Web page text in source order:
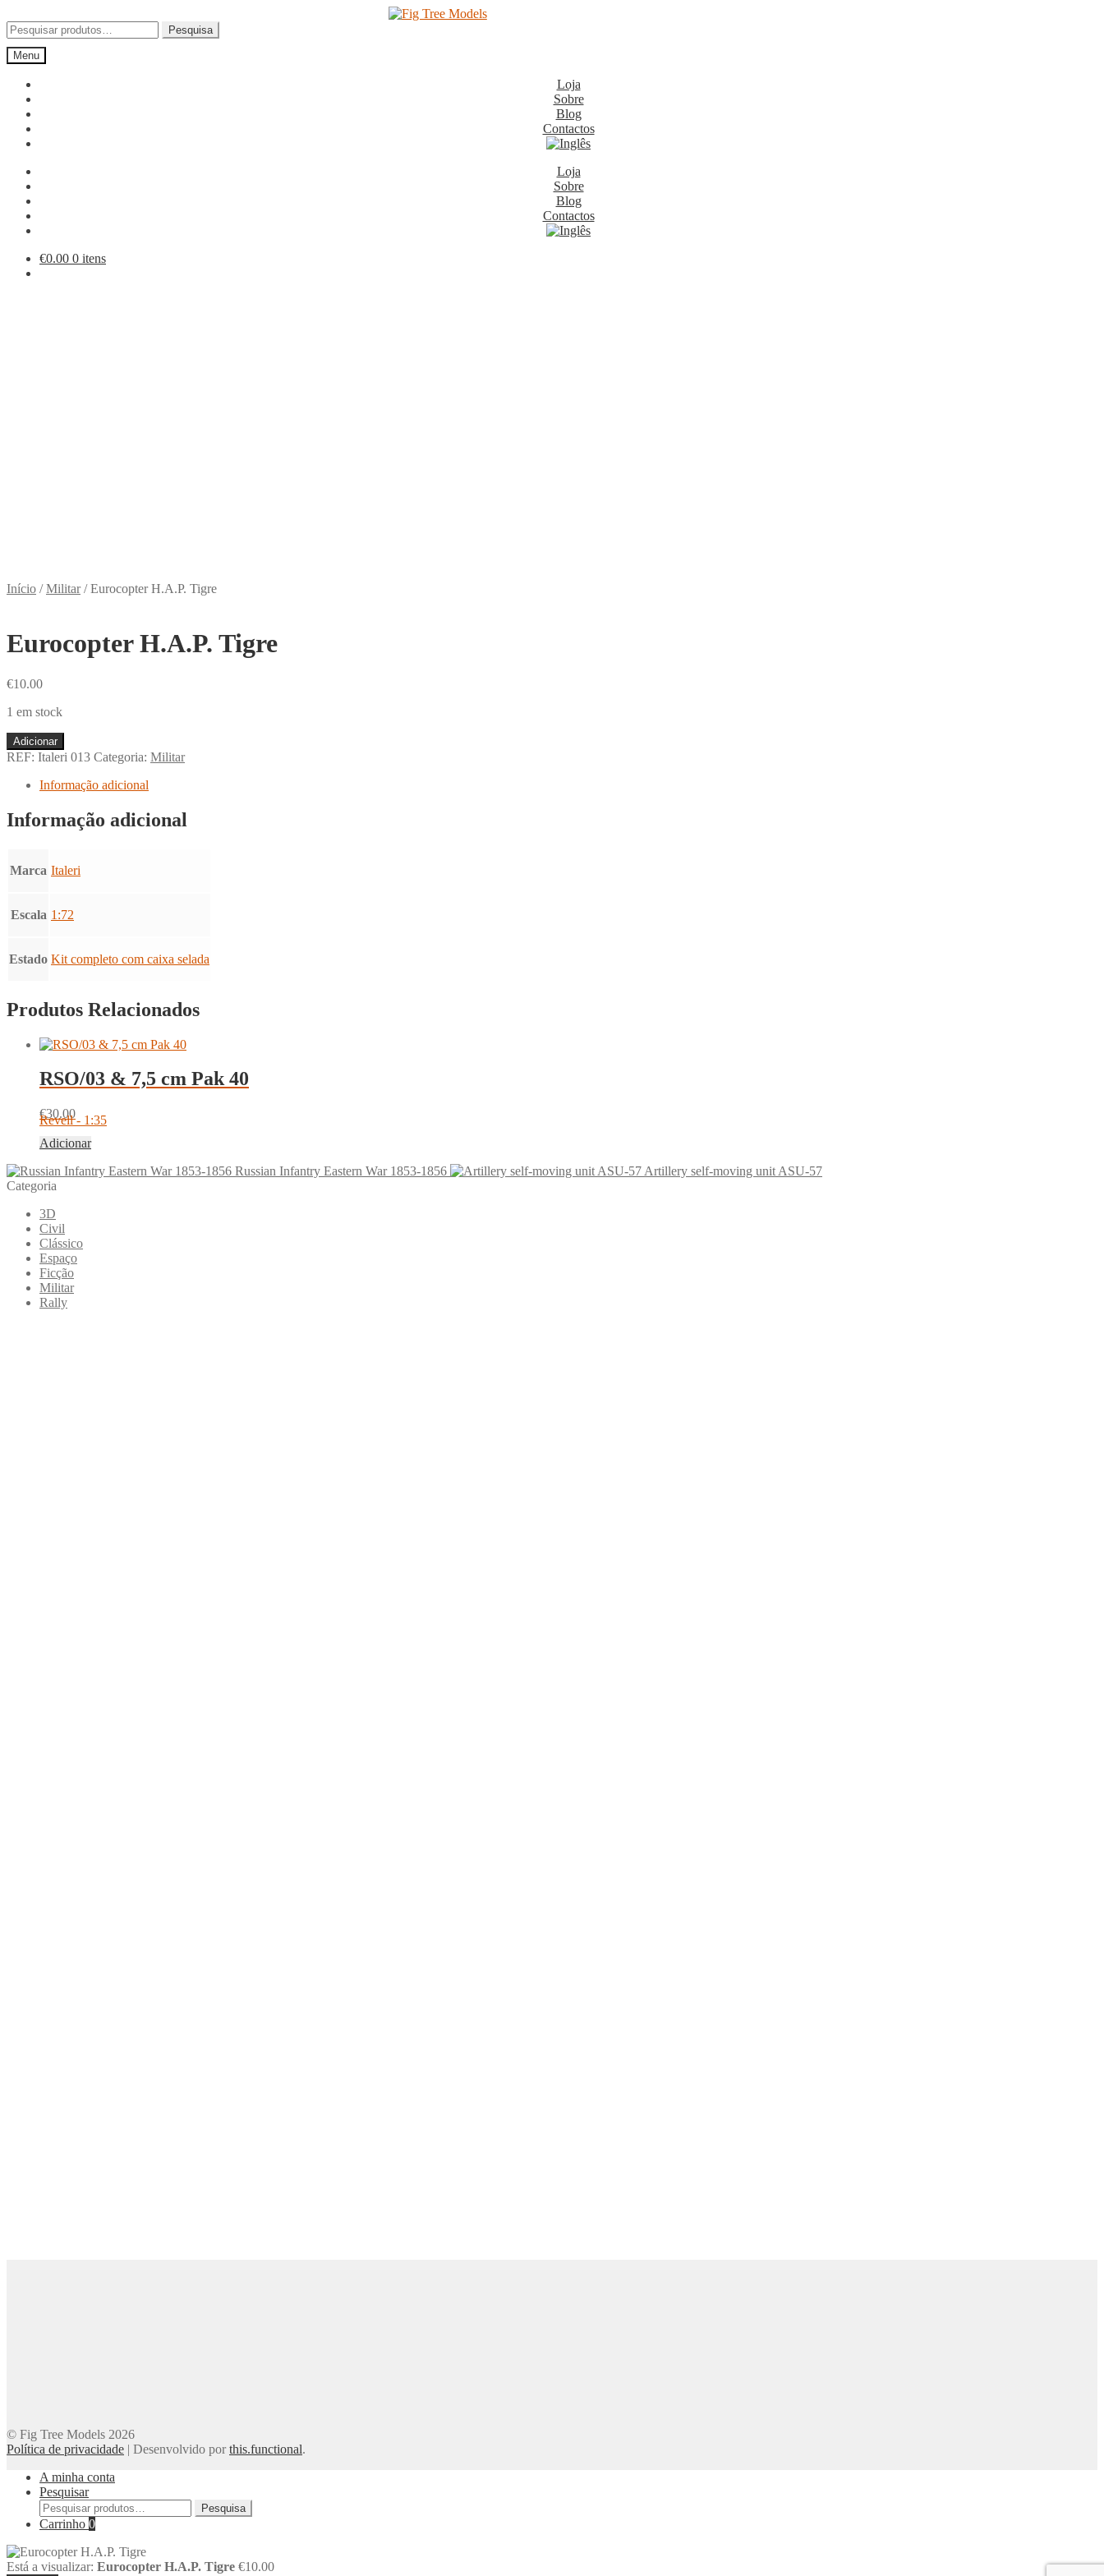
para
a
navegação
para
o
conteúdo
Pesquisar
por:
Pesquisa
Menu
Loja
Sobre
Blog
Contactos
Loja
Sobre
Blog
Contactos
€0.00 0 itens
Início /Militar/Eurocopter H.A.P. Tigre
Eurocopter H.A.P. Tigre
€10.00
1 em stock
Quantidade
de
H.A.P.
Adicionar
REF: Italeri 013 Categoria: Militar
Informação adicional
Informação adicional
Marca Italeri
Escala 1:72
Estado Kit completo com caixa selada
Produtos Relacionados
RSO/03 & 7,5 cm Pak 40
€30.00
Revell - 1:35
Adicionar
Russian Infantry Eastern War 1853-1856
Artillery self-moving unit ASU-57
Categoria
3D
Civil
Clássico
Espaço
Ficção
Militar
Rally
© Fig Tree Models 2026
Política de privacidade | Desenvolvido porthis.functional.
A minha conta
Pesquisar
Pesquisar
por:
Pesquisa
Carrinho 0
Está a visualizar: Eurocopter H.A.P. Tigre €10.00